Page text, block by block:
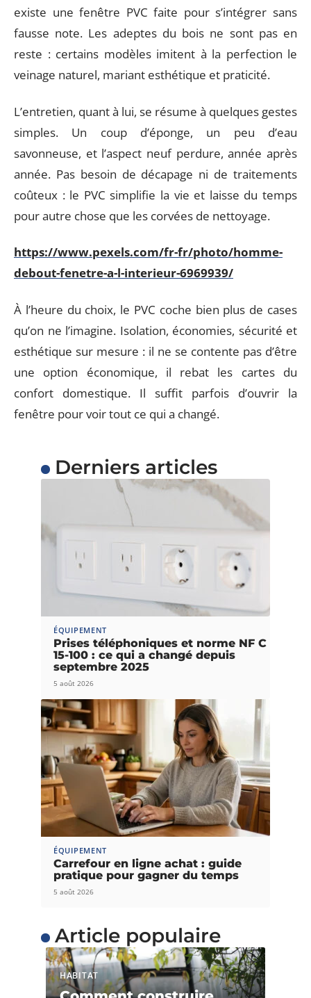
existe une fenêtre PVC faite pour s’intégrer sans
fausse note. Les adeptes du bois ne sont pas en
reste : certains modèles imitent à la perfection le
veinage naturel, mariant esthétique et praticité.
L’entretien, quant à lui, se résume à quelques gestes
simples. Un coup d’éponge, un peu d’eau
savonneuse, et l’aspect neuf perdure, année après
année. Pas besoin de décapage ni de traitements
coûteux : le PVC simplifie la vie et laisse du temps
pour autre chose que les corvées de nettoyage.
https://www.pexels.com/fr-fr/photo/homme-
debout-fenetre-a-l-interieur-6969939/
À l’heure du choix, le PVC coche bien plus de cases
qu’on ne l’imagine. Isolation, économies, sécurité et
esthétique sur mesure : il ne se contente pas d’être
une option économique, il rebat les cartes du
confort domestique. Il suffit parfois d’ouvrir la
fenêtre pour voir tout ce qui a changé.
Derniers articles
ÉQUIPEMENT
Prises téléphoniques et norme NF C
15-100 : ce qui a changé depuis
septembre 2025
5 août 2026
ÉQUIPEMENT
Carrefour en ligne achat : guide
pratique pour gagner du temps
5 août 2026
Article populaire
HABITAT